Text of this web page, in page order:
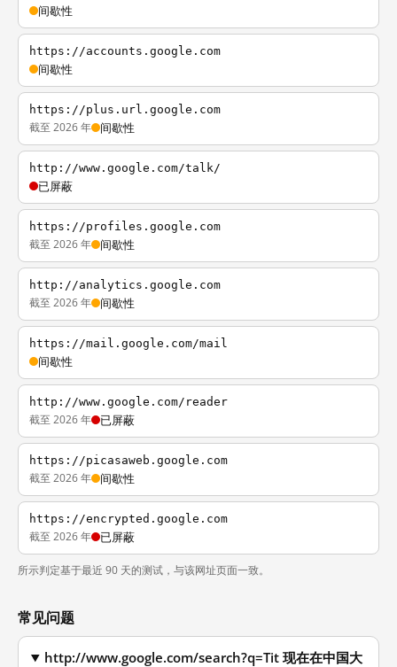
间歇性
https://accounts.google.com
间歇性
https://plus.url.google.com
截至 2026 年 间歇性
http://www.google.com/talk/
已屏蔽
https://profiles.google.com
截至 2026 年 间歇性
http://analytics.google.com
截至 2026 年 间歇性
https://mail.google.com/mail
间歇性
http://www.google.com/reader
截至 2026 年 已屏蔽
https://picasaweb.google.com
截至 2026 年 间歇性
https://encrypted.google.com
截至 2026 年 已屏蔽
所示判定基于最近 90 天的测试，与该网址页面一致。
常见问题
http://www.google.com/search?q=Tit 现在在中国大